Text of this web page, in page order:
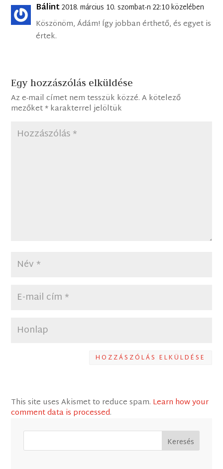
Bálint2018. március 10. szombat-n 22:10 közelében
Köszönöm, Ádám! Így jobban érthető, és egyet is
értek.
Egy hozzászólás elküldése
Az e-mail címet nem tesszük közzé. A kötelező
mezőket*karakterrel jelöltük
HOZZÁSZÓLÁS ELKÜLDÉSE
This site uses Akismet to reduce spam. Learn how your
comment data is processed.